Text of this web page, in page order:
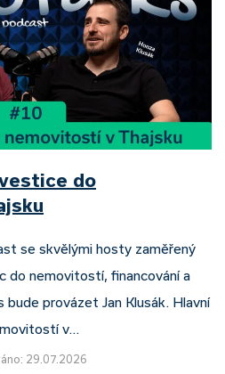
do
se skvělými hosty zaměřený
do nemovitostí, financování a
bude provázet Jan Klusák. Hlavní
v…
29.07.2026